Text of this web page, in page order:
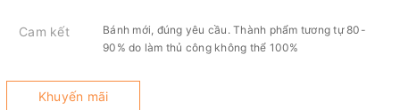
Cam kết
Bánh mới, đúng yêu cầu. Thành phẩm tương tự 80-
90% do làm thủ công không thể 100%
Khuyến mãi